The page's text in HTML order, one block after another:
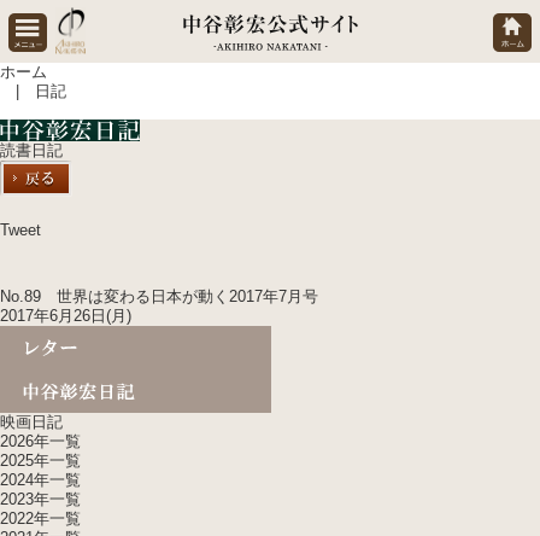
ホーム
| 日記
読書日記
Tweet
No.89 世界は変わる日本が動く2017年7月号
2017年6月26日(月)
映画日記
2026年一覧
2025年一覧
2024年一覧
2023年一覧
2022年一覧